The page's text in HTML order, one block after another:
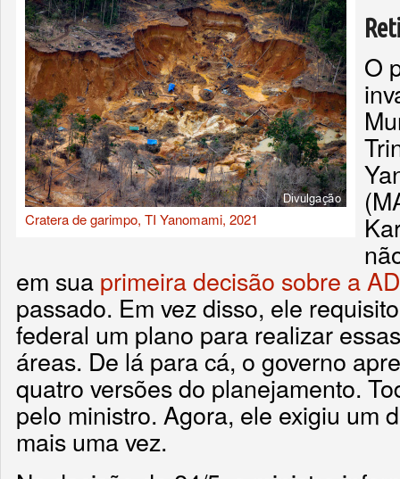
Cratera de garimpo, TI Yanomami, 2021
O
em sua primeira decisão sobre a
passado. Em vez disso, ele
federal um plano para realizar
áreas. De lá para cá, o governo
quatro versões do planejamento.
pelo ministro. Agora, ele exigiu um
mais uma vez.